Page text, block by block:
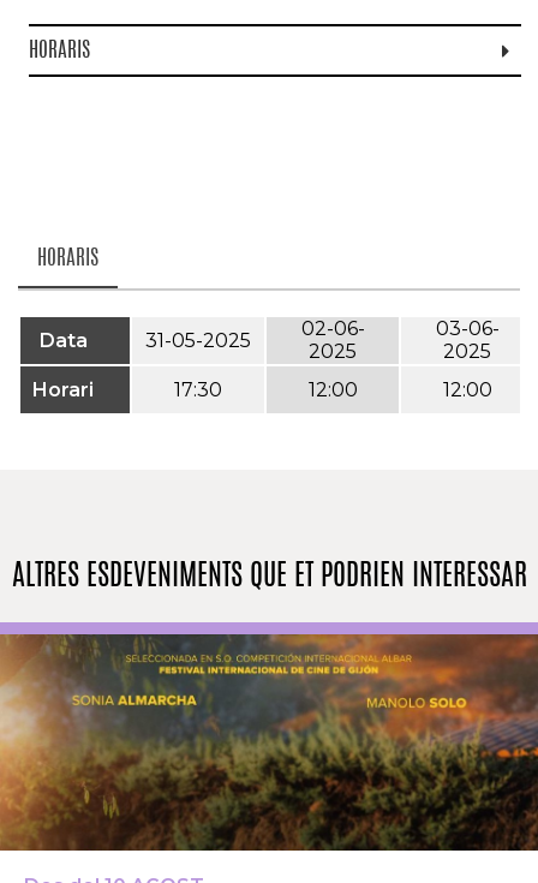
HORARIS
HORARIS
Data 31-05-2025
02-06-
2025
03-06-
2025
Horari
17:30 12:00 12:00
ALTRES ESDEVENIMENTS QUE ET PODRIEN INTERESSAR